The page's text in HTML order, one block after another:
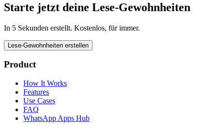
Starte jetzt deine Lese-Gewohnheiten
In 5 Sekunden erstellt. Kostenlos, für immer.
Lese-Gewohnheiten erstellen
Product
How It Works
Features
Use Cases
FAQ
WhatsApp Apps Hub